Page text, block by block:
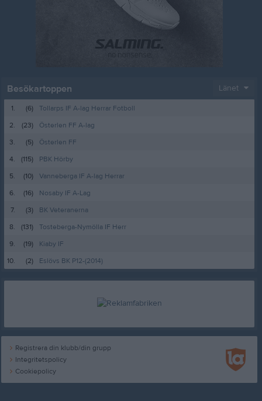
Besökartoppen Länet
1. (6)
Tollarps IF A-lag Herrar Fotboll
2.
(23)
Österlen FF A-lag
3.
(5)
Österlen FF
4.
(115)
PBK Hörby
5.
(10)
Vanneberga IF A-lag Herrar
6.
(16)
Nosaby IF A-Lag
7.
(3)
BK Veteranerna
8.
(131)
Tosteberga-Nymölla IF Herr
9.
(19)
Kiaby IF
10.
(2) Eslövs BK P12-(2014)
Registrera din klubb/din grupp
Integritetspolicy
Cookiepolicy